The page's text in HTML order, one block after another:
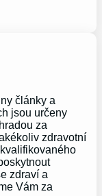
články a
jsou určeny
za
zdravotní
zdraví a
Vám za